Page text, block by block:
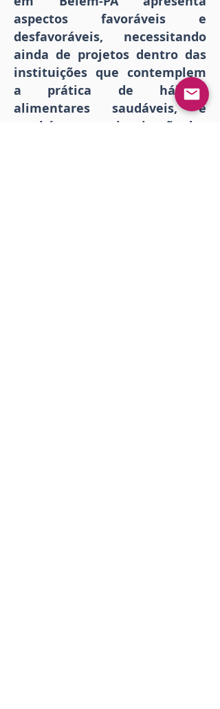
aspectos favoráveis e
desfavoráveis, necessitando
ainda de projetos dentro das
instituições que contemplem
a prática de hábitos
alimentares saudáveis, e
também a conscientização dos